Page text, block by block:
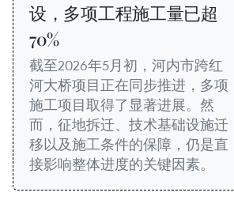
设，多项工程施工量已超
70%
截至2026年5月初，河内市跨红
河大桥项目正在同步推进，多项
施工项目取得了显著进展。然
而，征地拆迁、技术基础设施迁
移以及施工条件的保障，仍是直
接影响整体进度的关键因素。